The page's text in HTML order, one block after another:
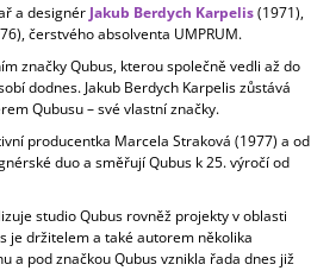
a designér Jakub Berdych Karpelis(1971),
čerstvého absolventa UMPRUM.
značky Qubus, kterou společně vedli až do
dodnes. Jakub Berdych Karpelis zůstává
Qubusu – své vlastní značky.
producentka Marcela Straková (1977) a od
duo a směřují Qubus k 25. výročí od
studio Qubus rovněž projekty v oblasti
je držitelem a také autorem několika
a pod značkou Qubus vznikla řada dnes již